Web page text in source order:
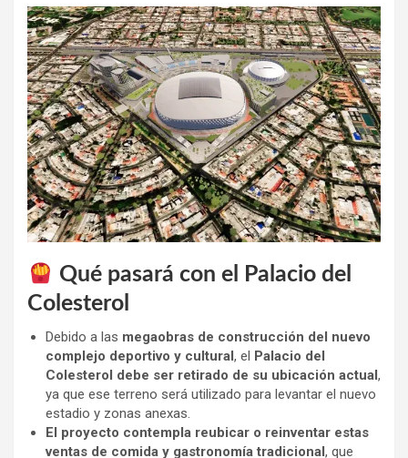
Qué pasará con el Palacio del
Colesterol
Debido a las megaobras de construcción del nuevo
complejo deportivo y cultural, el Palacio del
Colesterol debe ser retirado de su ubicación actual,
ya que ese terreno será utilizado para levantar el nuevo
estadio y zonas anexas.
El proyecto contempla reubicar o reinventar estas
ventas de comida y gastronomía tradicional, que